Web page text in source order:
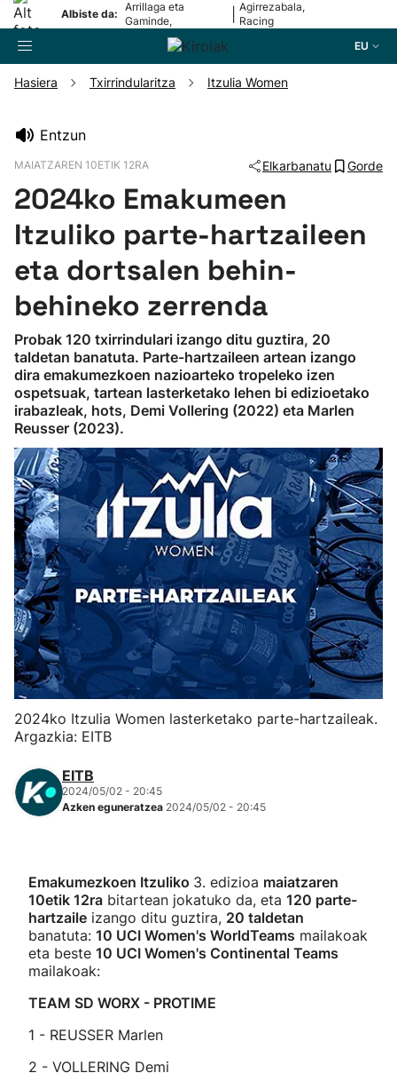
Albiste da:
Arrillaga eta
Gaminde,
txapeldunak
Agirrezabala,
Racing
EU
Pilota
Arrauna
Txirrindularitza
Herri-kirolak
Eskubaloia
Kirolak 360
Atletismoa
Mendi-lasterketak
Kirol gehiago
"Helmuga"
Hasiera Txirrindularitza Itzulia Women
Entzun
MAIATZAREN 10ETIK 12RA Elkarbanatu Gorde
2024ko Emakumeen
Itzuliko parte-hartzaileen
eta dortsalen behin-
behineko zerrenda
Probak 120 txirrindulari izango ditu guztira, 20
taldetan banatuta. Parte-hartzaileen artean izango
dira emakumezkoen nazioarteko tropeleko izen
ospetsuak, tartean lasterketako lehen bi edizioetako
irabazleak, hots, Demi Vollering (2022) eta Marlen
Reusser (2023).
2024ko Itzulia Women lasterketako parte-hartzaileak.
Argazkia: EITB
EITB
2024/05/02 - 20:45
Azken eguneratzea 2024/05/02 - 20:45
Emakumezkoen Itzuliko 3. edizioa maiatzaren
10etik 12ra bitartean jokatuko da, eta 120 parte-
hartzaile izango ditu guztira, 20 taldetan
banatuta: 10 UCI Women's WorldTeams mailakoak
eta beste 10 UCI Women's Continental Teams
mailakoak:
TEAM SD WORX - PROTIME
1 - REUSSER Marlen
2 - VOLLERING Demi